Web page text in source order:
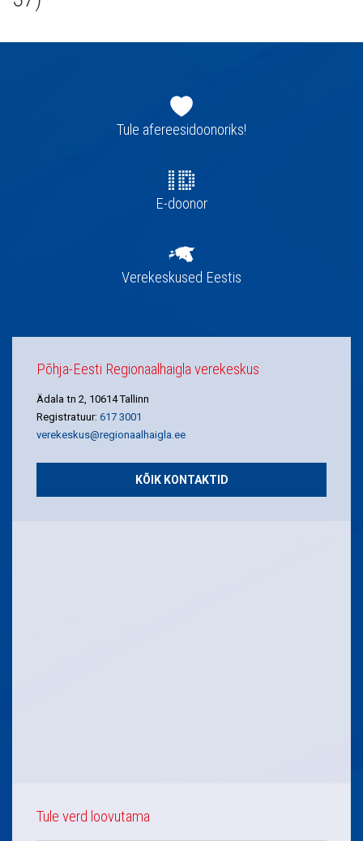
navigatsioonTule afereesidoonoriks!
E-doonor
Verekeskused Eestis
Põhja-Eesti Regionaalhaigla verekeskus
Ädala tn 2, 10614 Tallinn
Registratuur: 617 3001
verekeskus@regionaalhaigla.ee
KÕIK KONTAKTID
Tule verd loovutama